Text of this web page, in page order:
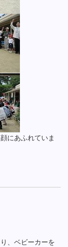
にあふれていま
、ベビーカーを